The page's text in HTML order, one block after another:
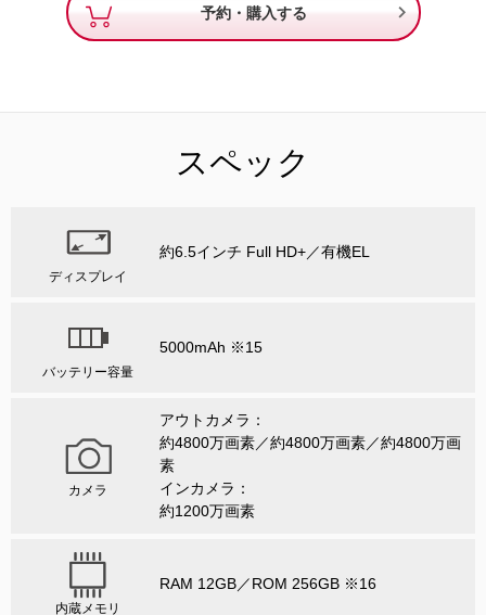
予約・購入する 
スペック
ディスプレイ
約6.5インチ Full HD+／有機EL
バッテリー容量
5000mAh ※15
カメラ
アウトカメラ：
約4800万画素／約4800万画素／約4800万画
素
インカメラ：
約1200万画素
内蔵メモリ
RAM 12GB／ROM 256GB ※16